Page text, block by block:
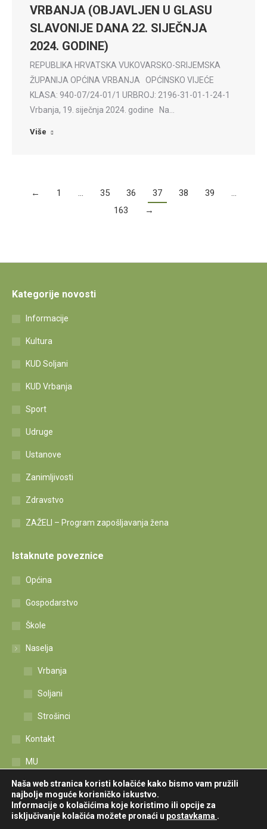
VRBANJA (OBJAVLJEN U GLASU
SLAVONIJE DANA 22. SIJEČNJA
2024. GODINE)
REPUBLIKA HRVATSKA VUKOVARSKO-SRIJEMSKA
ŽUPANIJA OPĆINA VRBANJA OPĆINSKO VIJEĆE
KLASA: 940-07/24-01/1 URBROJ: 2196-31-01-1-24-1
Vrbanja, 19. siječnja 2024. godine Na…
Više
← 1 … 35 36 37 38 39
…
163
→
Kategorije novosti
Informacije
Kultura
KUD Soljani
KUD Vrbanja
Sport
Udruge
Ustanove
Zanimljivosti
Zdravstvo
ZAŽELI – Program zapošljavanja žena
Istaknute poveznice
Općina
Gospodarstvo
Škole
Naselja
Vrbanja
Soljani
Strošinci
Kontakt
MU
Izjava o pristupačnosti
Naša web stranica koristi kolačiće kako bismo vam pružili
najbolje moguće korisničko iskustvo.
Informacije o kolačićima koje koristimo ili opcije za
isključivanje kolačića možete pronaći u postavkama .